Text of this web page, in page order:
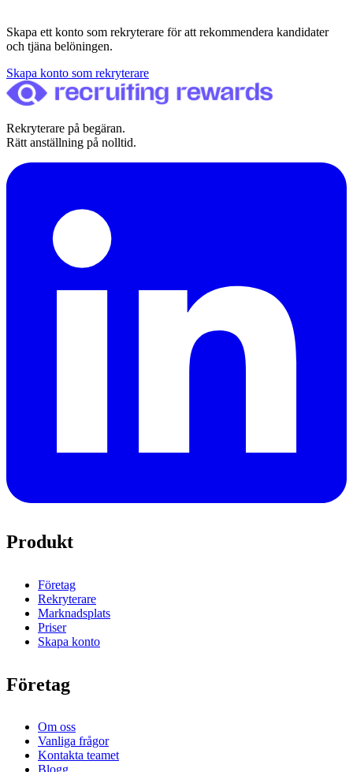
Skapa ett konto som rekryterare för att rekommendera kandidater
och tjäna belöningen.
Skapa konto som rekryterare
Rekryterare på begäran.
Rätt anställning på nolltid.
Produkt
Företag
Rekryterare
Marknadsplats
Priser
Skapa konto
Företag
Om oss
Vanliga frågor
Kontakta teamet